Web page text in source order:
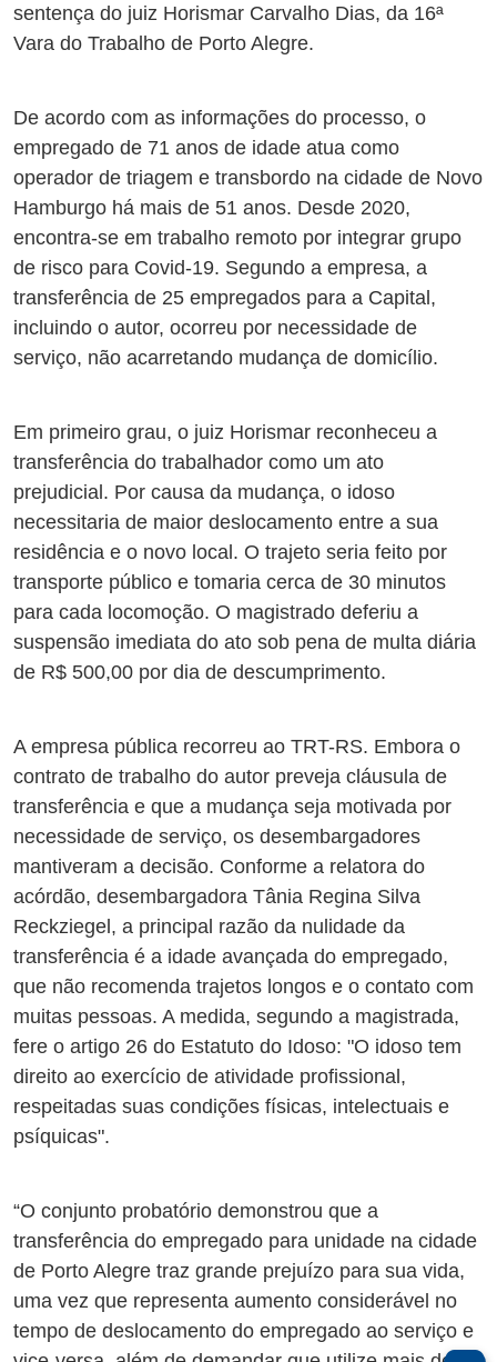
sentença do juiz Horismar Carvalho Dias, da 16ª
Vara do Trabalho de Porto Alegre.
De acordo com as informações do processo, o
empregado de 71 anos de idade atua como
operador de triagem e transbordo na cidade de Novo
Hamburgo há mais de 51 anos. Desde 2020,
encontra-se em trabalho remoto por integrar grupo
de risco para Covid-19. Segundo a empresa, a
transferência de 25 empregados para a Capital,
incluindo o autor, ocorreu por necessidade de
serviço, não acarretando mudança de domicílio.
Em primeiro grau, o juiz Horismar reconheceu a
transferência do trabalhador como um ato
prejudicial. Por causa da mudança, o idoso
necessitaria de maior deslocamento entre a sua
residência e o novo local. O trajeto seria feito por
transporte público e tomaria cerca de 30 minutos
para cada locomoção. O magistrado deferiu a
suspensão imediata do ato sob pena de multa diária
de R$ 500,00 por dia de descumprimento.
A empresa pública recorreu ao TRT-RS. Embora o
contrato de trabalho do autor preveja cláusula de
transferência e que a mudança seja motivada por
necessidade de serviço, os desembargadores
mantiveram a decisão. Conforme a relatora do
acórdão, desembargadora Tânia Regina Silva
Reckziegel, a principal razão da nulidade da
transferência é a idade avançada do empregado,
que não recomenda trajetos longos e o contato com
muitas pessoas. A medida, segundo a magistrada,
fere o artigo 26 do Estatuto do Idoso: "O idoso tem
direito ao exercício de atividade profissional,
respeitadas suas condições físicas, intelectuais e
psíquicas".
“O conjunto probatório demonstrou que a
transferência do empregado para unidade na cidade
de Porto Alegre traz grande prejuízo para sua vida,
uma vez que representa aumento considerável no
tempo de deslocamento do empregado ao serviço e